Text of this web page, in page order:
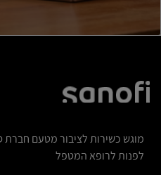
מוגש כשירות לציבור מטעם חברת
לפנות לרופא המטפל